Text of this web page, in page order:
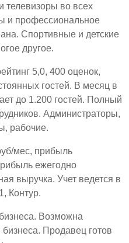
телевизоры во всех
и профессиональное
Спортивные и детские
другое.
5,0, 400 оценок,
гостей. В месяц в
до 1.200 гостей. Полный
Администраторы,
рабочие.
мес, прибыль
ежегодно
выручка. Учет ведется в
Контур.
Возможна
Продавец готов